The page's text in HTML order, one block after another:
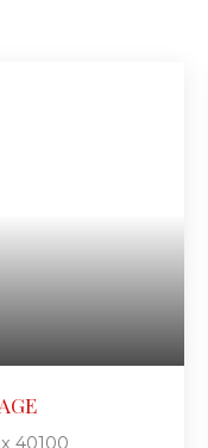
40100